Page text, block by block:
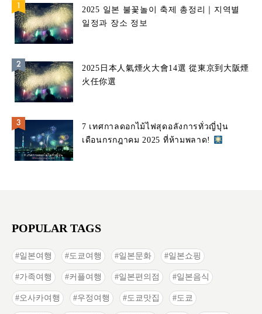
2025 일본 불꽃놀이 축제 총정리｜지역별
일정과 장소 정보
2025日本人氣煙火大會14選 從東京到大阪煙
火任你選
7 เทศกาลดอกไม้ไฟสุดอลังการทั่วญี่ปุ่น
เดือนกรกฎาคม 2025 ที่ห้ามพลาด!
POPULAR TAGS
일본여행 도쿄여행 일본문화 일본쇼핑
가족여행 커플여행 일본편의점 일본음식
오사카여행 우정여행 도쿄맛집 도쿄